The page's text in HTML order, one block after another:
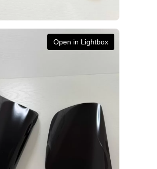
Open in Lightbox